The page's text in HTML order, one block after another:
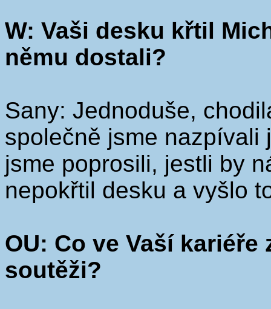
W: Vaši desku křtil
němu dostali?
Sany: Jednoduše,
společně jsme nazpívali
jsme poprosili, jestli by
nepokřtil desku a vyšlo
OU: Co ve Vaší
soutěži?